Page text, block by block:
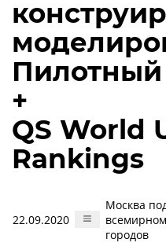
Пилотный
+
QS World
Rankings
22.09.2020
Москва
городов